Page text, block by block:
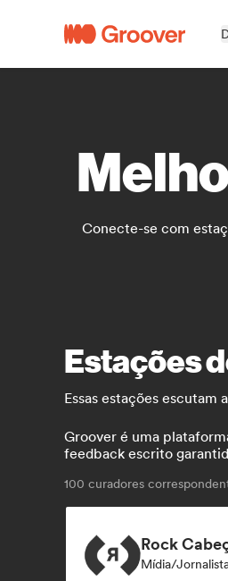
Conecte-se com
Estações
Essas estações
Groover é uma
feedback escrito
100 curadores
Rock
Mídia/